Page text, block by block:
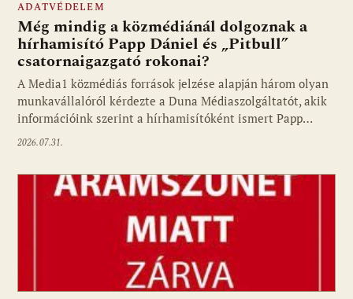
ADATVÉDELEM
Még mindig a közmédiánál dolgoznak a
hírhamisító Papp Dániel és „Pitbull”
csatornaigazgató rokonai?
A Media1 közmédiás források jelzése alapján három olyan
munkavállalóról kérdezte a Duna Médiaszolgáltatót, akik
információink szerint a hírhamisítóként ismert Papp…
2026.07.31.